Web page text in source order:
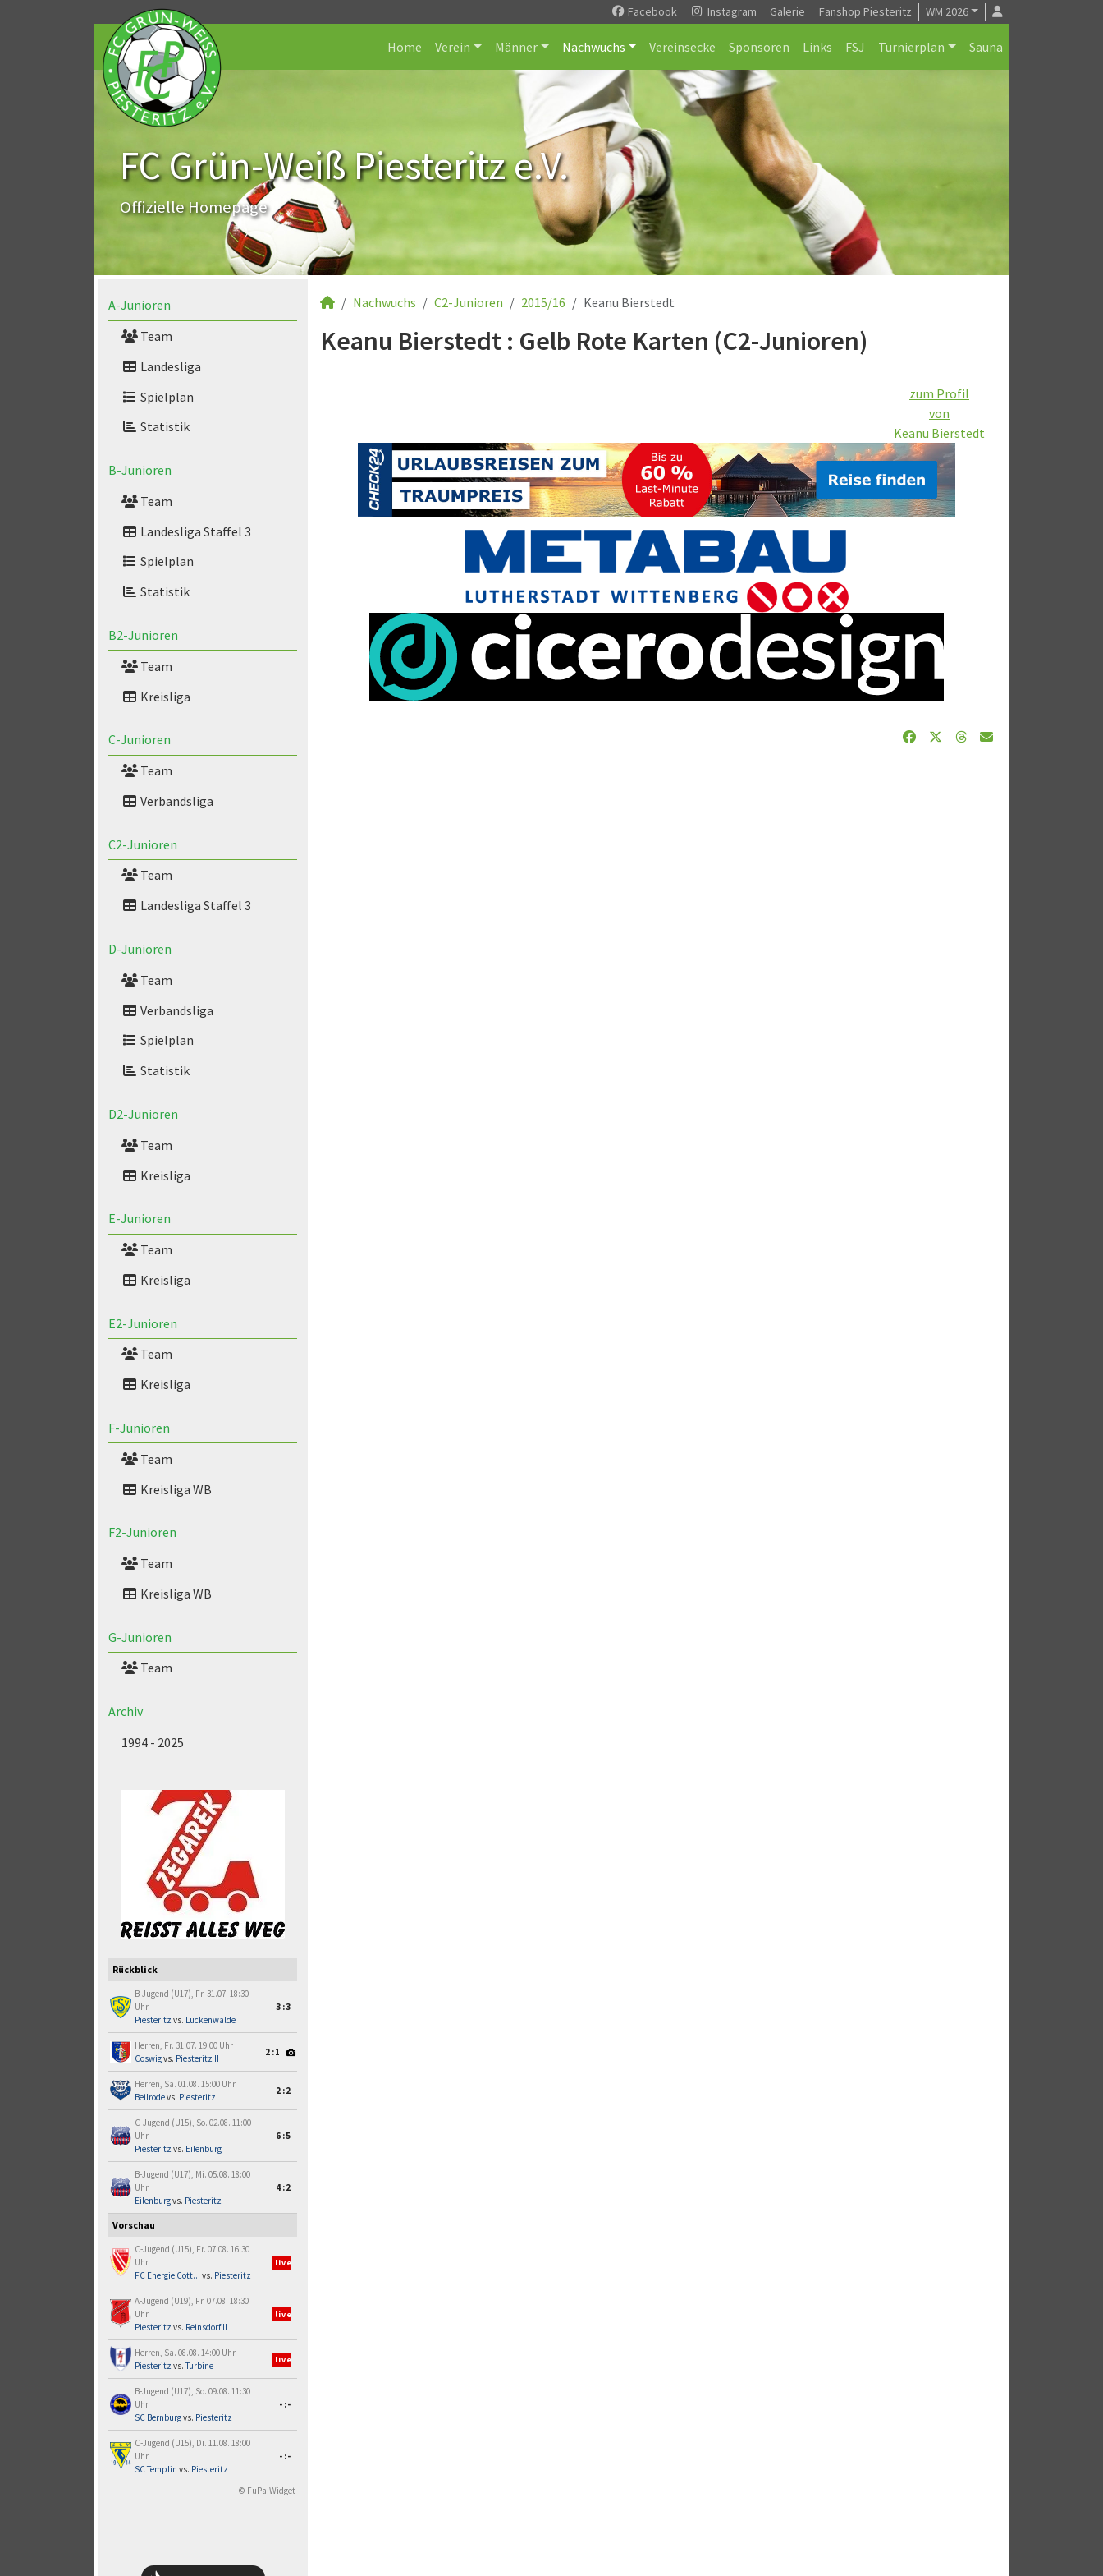
Facebook Instagram Galerie Fanshop Piesteritz WM 2026
Home Verein Männer Nachwuchs Vereinsecke Sponsoren Links FSJ Turnierplan Sauna
FC Grün-Weiß Piesteritz e.V.
Offizielle Homepage
A-Junioren
Team
Landesliga
Spielplan
Statistik
B-Junioren
Team
Landesliga Staffel 3
Spielplan
Statistik
B2-Junioren
Team
Kreisliga
C-Junioren
Team
Verbandsliga
C2-Junioren
Team
Landesliga Staffel 3
D-Junioren
Team
Verbandsliga
Spielplan
Statistik
D2-Junioren
Team
Kreisliga
E-Junioren
Team
Kreisliga
E2-Junioren
Team
Kreisliga
F-Junioren
Team
Kreisliga WB
F2-Junioren
Team
Kreisliga WB
G-Junioren
Team
Archiv
1994 - 2025
Rückblick
B-Jugend (U17), Fr. 31.07. 18:30
Uhr
Piesteritz vs. Luckenwalde
3:3
Herren, Fr. 31.07. 19:00 Uhr
Coswigvs. Piesteritz II
2:1
Herren, Sa. 01.08. 15:00 Uhr
Beilrodevs. Piesteritz
2:2
C-Jugend (U15), So. 02.08. 11:00
Uhr
Piesteritz vs. Eilenburg
6:5
B-Jugend (U17), Mi. 05.08. 18:00
Uhr
Eilenburgvs. Piesteritz
4:2
Vorschau
C-Jugend (U15), Fr. 07.08. 16:30
Uhr
FC Energie Cott... vs. Piesteritz
live
A-Jugend (U19), Fr. 07.08. 18:30
Uhr
Piesteritz vs. Reinsdorf II
live
Herren, Sa. 08.08. 14:00 Uhr
Piesteritz vs.Turbine
live
B-Jugend (U17), So. 09.08. 11:30
Uhr
SC Bernburgvs. Piesteritz
-:-
C-Jugend (U15), Di. 11.08. 18:00
Uhr
SC Templin vs. Piesteritz
-:-
© FuPa-Widget
Nachwuchs C2-Junioren 2015/16 Keanu Bierstedt
Keanu Bierstedt : Gelb Rote Karten (C2-Junioren)
zum Profil
von
Keanu Bierstedt